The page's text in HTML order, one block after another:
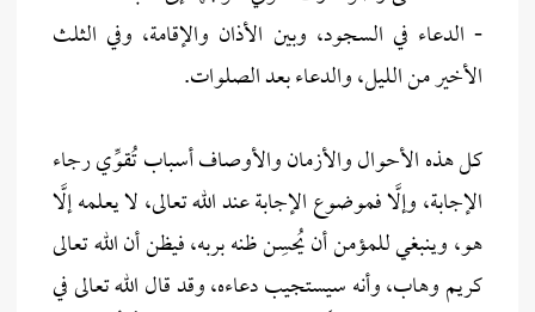
- الدعاء في السجود، وبين الأذان والإقامة، وفي الثلث
الأخير من الليل، والدعاء بعد الصلوات.
كل هذه الأحوال والأزمان والأوصاف أسباب تُقوِّي رجاء
الإجابة، وإلَّا فموضوع الإجابة عند الله تعالى، لا يعلمه إلَّا
هو، وينبغي للمؤمن أن يُحسِن ظنه بربه، فيظن أن الله تعالى
كريم وهاب، وأنه سيستجيب دعاءه، وقد قال الله تعالى في